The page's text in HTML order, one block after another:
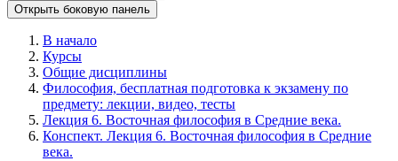
Открыть боковую панель
В начало
Курсы
Общие дисциплины
Философия, бесплатная подготовка к экзамену по
предмету: лекции, видео, тесты
Лекция 6. Восточная философия в Средние века.
Конспект. Лекция 6. Восточная философия в Средние
века.